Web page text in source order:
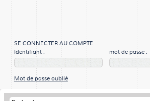
SE CONNECTER AU COMPTE
Identifiant :
mot de passe :
Mot de passe oublié